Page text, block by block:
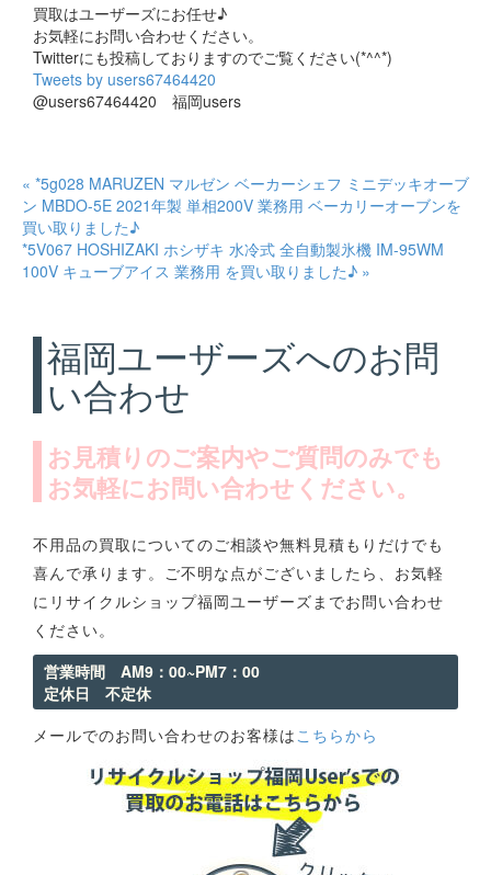
買取はユーザーズにお任せ♪
お気軽にお問い合わせください。
Twitterにも投稿しておりますのでご覧ください(*^^*)
Tweets by users67464420
@users67464420 福岡users
« *5g028 MARUZEN マルゼン ベーカーシェフ ミニデッキオーブ
ン MBDO-5E 2021年製 単相200V 業務用 ベーカリーオーブンを
買い取りました♪
*5V067 HOSHIZAKI ホシザキ 水冷式 全自動製氷機 IM-95WM
100V キューブアイス 業務用 を買い取りました♪ »
福岡ユーザーズへのお問
い合わせ
お見積りのご案内やご質問のみでも
お気軽にお問い合わせください。
不用品の買取についてのご相談や無料見積もりだけでも
喜んで承ります。ご不明な点がございましたら、お気軽
にリサイクルショップ福岡ユーザーズまでお問い合わせ
ください。
営業時間 AM9：00~PM7：00
定休日 不定休
メールでのお問い合わせのお客様は こちらから